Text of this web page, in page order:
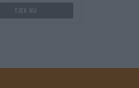
Tjek nu